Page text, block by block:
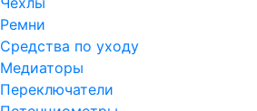
Ремни
Средства по уходу
Медиаторы
Переключатели